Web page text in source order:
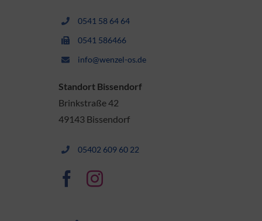
0541 58 64 64
0541 586466
info@wenzel-os.de
Standort Bissendorf
Brinkstraße 42
49143 Bissendorf
05402 609 60 22